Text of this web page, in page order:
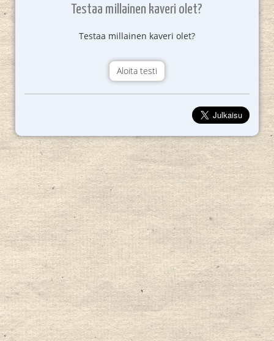
Testaa millainen kaveri olet?
Testaa millainen kaveri olet?
Aloita testi